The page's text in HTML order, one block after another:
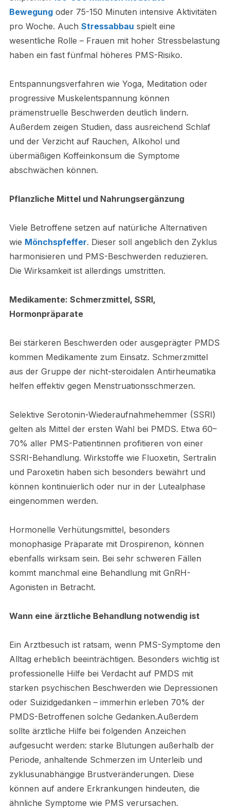
Bewegungoder 75-150 Minuten intensive Aktivitäten
pro Woche. Auch Stressabbau spielt eine
wesentliche Rolle – Frauen mit hoher Stressbelastung
haben ein fast fünfmal höheres PMS-Risiko.
Entspannungsverfahren wie Yoga, Meditation oder
progressive Muskelentspannung können
prämenstruelle Beschwerden deutlich lindern.
Außerdem zeigen Studien, dass ausreichend Schlaf
und der Verzicht auf Rauchen, Alkohol und
übermäßigen Koffeinkonsum die Symptome
abschwächen können.
Pflanzliche Mittel und Nahrungsergänzung
Viele Betroffene setzen auf natürliche Alternativen
wie Mönchspfeffer. Dieser soll angeblich den Zyklus
harmonisieren und PMS-Beschwerden reduzieren.
Die Wirksamkeit ist allerdings umstritten.
Medikamente: Schmerzmittel, SSRI,
Hormonpräparate
Bei stärkeren Beschwerden oder ausgeprägter PMDS
kommen Medikamente zum Einsatz. Schmerzmittel
aus der Gruppe der nicht-steroidalen Antirheumatika
helfen effektiv gegen Menstruationsschmerzen.
Selektive Serotonin-Wiederaufnahmehemmer (SSRI)
gelten als Mittel der ersten Wahl bei PMDS. Etwa 60–
70% aller PMS-Patientinnen profitieren von einer
SSRI-Behandlung. Wirkstoffe wie Fluoxetin, Sertralin
und Paroxetin haben sich besonders bewährt und
können kontinuierlich oder nur in der Lutealphase
eingenommen werden.
Hormonelle Verhütungsmittel, besonders
monophasige Präparate mit Drospirenon, können
ebenfalls wirksam sein. Bei sehr schweren Fällen
kommt manchmal eine Behandlung mit GnRH-
Agonisten in Betracht.
Wann eine ärztliche Behandlung notwendig ist
Ein Arztbesuch ist ratsam, wenn PMS-Symptome den
Alltag erheblich beeinträchtigen. Besonders wichtig ist
professionelle Hilfe bei Verdacht auf PMDS mit
starken psychischen Beschwerden wie Depressionen
oder Suizidgedanken – immerhin erleben 70% der
PMDS-Betroffenen solche Gedanken.Außerdem
sollte ärztliche Hilfe bei folgenden Anzeichen
aufgesucht werden: starke Blutungen außerhalb der
Periode, anhaltende Schmerzen im Unterleib und
zyklusunabhängige Brustveränderungen. Diese
können auf andere Erkrankungen hindeuten, die
ähnliche Symptome wie PMS verursachen.